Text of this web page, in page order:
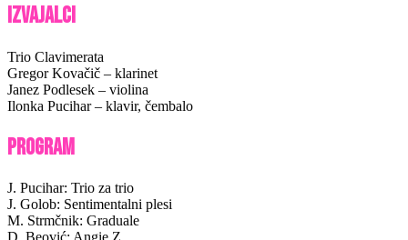
Izvajalci
Trio Clavimerata
Gregor Kovačič – klarinet
Janez Podlesek – violina
Ilonka Pucihar – klavir, čembalo
Program
J. Pucihar: Trio za trio
J. Golob: Sentimentalni plesi
M. Strmčnik: Graduale